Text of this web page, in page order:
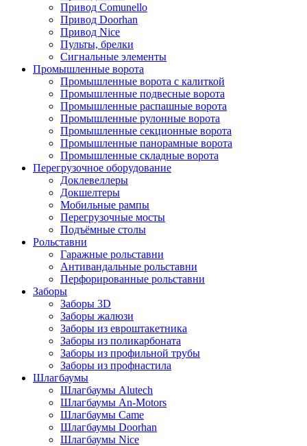
Привод Comunello
Привод Doorhan
Привод Nice
Пульты, брелки
Сигнальные элементы
Промышленные ворота
Промышленные ворота с калиткой
Промышленные подвесные ворота
Промышленные распашные ворота
Промышленные рулонные ворота
Промышленные секционные ворота
Промышленные панорамные ворота
Промышленные складные ворота
Перегрузочное оборудование
Доклевеллеры
Докшелтеры
Мобильные рампы
Перегрузочные мосты
Подъёмные столы
Рольставни
Гаражные рольставни
Антивандальные рольставни
Перфорированные рольставни
Заборы
Заборы 3D
Заборы жалюзи
Заборы из евроштакетника
Заборы из поликарбоната
Заборы из профильной трубы
Заборы из профнастила
Шлагбаумы
Шлагбаумы Alutech
Шлагбаумы An-Motors
Шлагбаумы Came
Шлагбаумы Doorhan
Шлагбаумы Nice